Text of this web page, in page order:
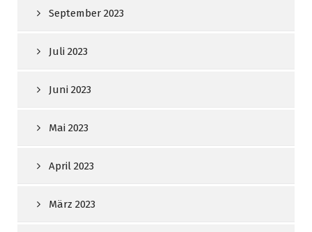
September 2023
Juli 2023
Juni 2023
Mai 2023
April 2023
März 2023